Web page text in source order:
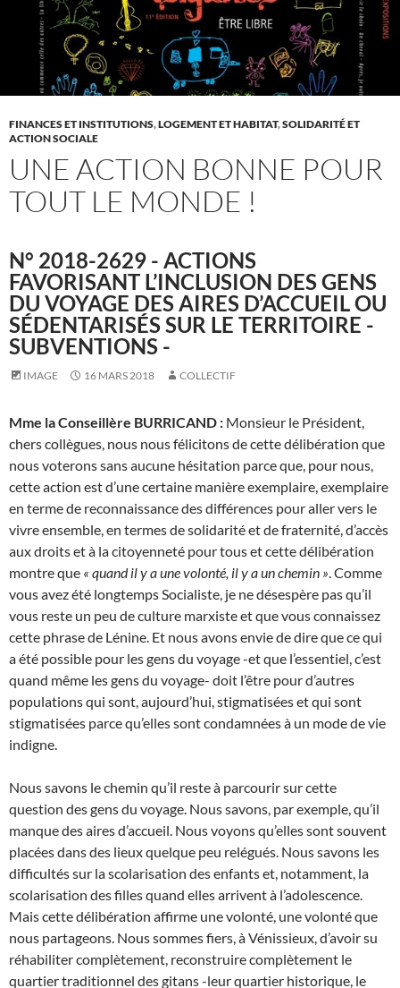
FINANCES ET INSTITUTIONS,LOGEMENT ET HABITAT,SOLIDARITÉ ET
ACTION SOCIALE
UNE ACTION BONNE POUR
TOUT LE MONDE !
N° 2018-2629 - ACTIONS
FAVORISANT L’INCLUSION DES GENS
DU VOYAGE DES AIRES D’ACCUEIL OU
SÉDENTARISÉS SUR LE TERRITOIRE -
SUBVENTIONS -
IMAGE 16 MARS 2018 COLLECTIF
Mme la Conseillère BURRICAND : Monsieur le Président,
chers collègues, nous nous félicitons de cette délibération que
nous voterons sans aucune hésitation parce que, pour nous,
cette action est d’une certaine manière exemplaire, exemplaire
en terme de reconnaissance des différences pour aller vers le
vivre ensemble, en termes de solidarité et de fraternité, d’accès
aux droits et à la citoyenneté pour tous et cette délibération
montre que « quand il y a une volonté, il y a un chemin ». Comme
vous avez été longtemps Socialiste, je ne désespère pas qu’il
vous reste un peu de culture marxiste et que vous connaissez
cette phrase de Lénine. Et nous avons envie de dire que ce qui
a été possible pour les gens du voyage -et que l’essentiel, c’est
quand même les gens du voyage- doit l’être pour d’autres
populations qui sont, aujourd’hui, stigmatisées et qui sont
stigmatisées parce qu’elles sont condamnées à un mode de vie
indigne.
Nous savons le chemin qu’il reste à parcourir sur cette
question des gens du voyage. Nous savons, par exemple, qu’il
manque des aires d’accueil. Nous voyons qu’elles sont souvent
placées dans des lieux quelque peu relégués. Nous savons les
difficultés sur la scolarisation des enfants et, notamment, la
scolarisation des filles quand elles arrivent à l’adolescence.
Mais cette délibération affirme une volonté, une volonté que
nous partageons. Nous sommes fiers, à Vénissieux, d’avoir su
réhabiliter complètement, reconstruire complètement le
quartier traditionnel des gitans -leur quartier historique, le